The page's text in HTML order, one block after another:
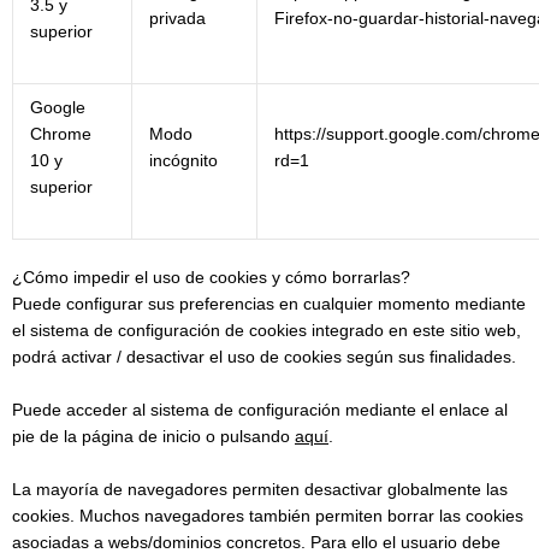
3.5 y
superior
privada
Firefox-no-guardar-historial-
Google
Chrome
10 y
superior
Modo
incógnito
https://support.google.com/
rd=1
¿Cómo impedir el uso de cookies y cómo borrarlas?
Puede configurar sus preferencias en cualquier momento mediante
el sistema de configuración de cookies integrado en este sitio web,
podrá activar / desactivar el uso de cookies según sus finalidades.
Puede acceder al sistema de configuración mediante el enlace al
pie de la página de inicio o pulsando aquí
La mayoría de navegadores permiten desactivar globalmente las
cookies. Muchos navegadores también permiten borrar las cookies
asociadas a webs/dominios concretos. Para ello el usuario debe